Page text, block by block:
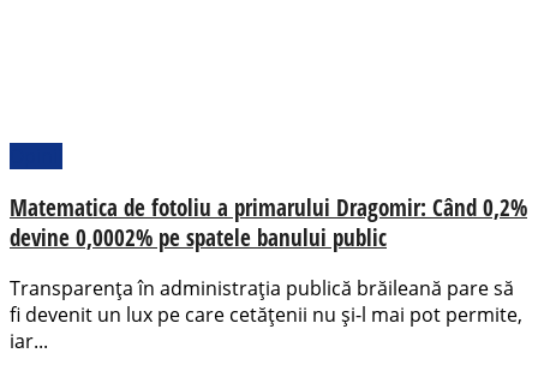
Matematica de fotoliu a primarului Dragomir: Când 0,2%
devine 0,0002% pe spatele banului public
Transparența în administrația publică brăileană pare să
fi devenit un lux pe care cetățenii nu și-l mai pot permite,
iar...